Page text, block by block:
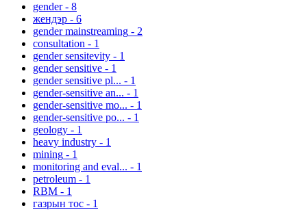
gender - 8
жендэр - 6
gender mainstreaming - 2
consultation - 1
gender sensitevity - 1
gender sensitive - 1
gender sensitive pl... - 1
gender-sensitive an... - 1
gender-sensitive mo... - 1
gender-sensitive po... - 1
geology - 1
heavy industry - 1
mining - 1
monitoring and eval... - 1
petroleum - 1
RBM - 1
газрын тос - 1